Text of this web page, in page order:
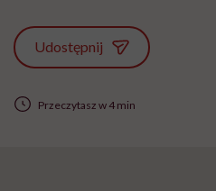
Udostępnij
Przeczytasz w 4 min